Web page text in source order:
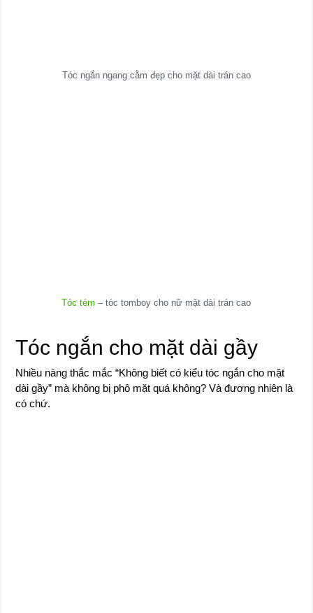
Tóc ngắn ngang cằm đẹp cho mặt dài trán cao
Tóc tém – tóc tomboy cho nữ mặt dài trán cao
Tóc ngắn cho mặt dài gầy
Nhiều nàng thắc mắc “Không biết có kiểu tóc ngắn cho mặt
dài gầy” mà không bị phô mặt quá không? Và đương nhiên là
có chứ.